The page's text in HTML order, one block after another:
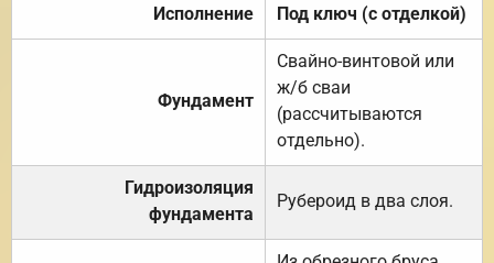
Исполнение Под ключ (с отделкой)
Фундамент
Свайно-винтовой или
ж/б сваи
(рассчитываются
отдельно).
Гидроизоляция
фундамента
Рубероид в два слоя.